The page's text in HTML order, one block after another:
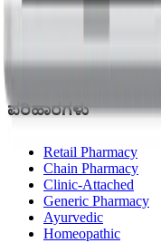
Pharmacy Pro POS
Consumer App
Bachat App
ಪರಿಹಾರಗಳು
Retail Pharmacy
Chain Pharmacy
Clinic-Attached
Generic Pharmacy
Ayurvedic
Homeopathic